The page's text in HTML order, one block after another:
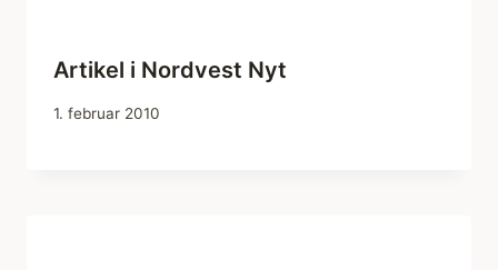
Artikel i Nordvest Nyt
1. februar 2010